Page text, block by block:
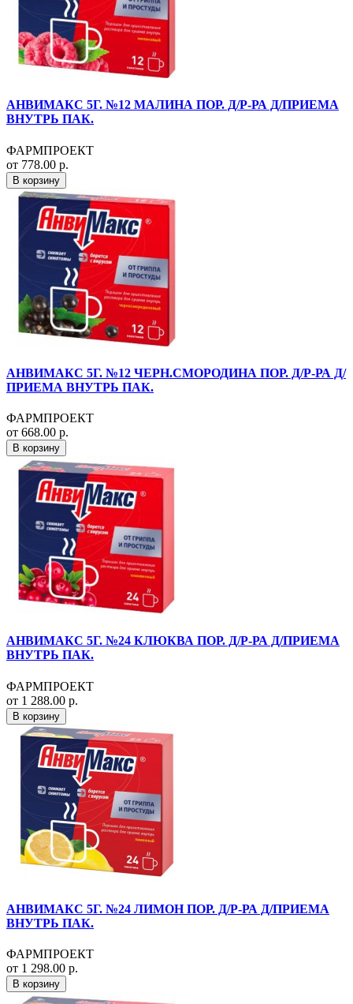
АНВИМАКС 5Г. №12 МАЛИНА ПОР. Д/Р-РА Д/ПРИЕМА
ВНУТРЬ ПАК.
ФАРМПРОЕКТ
от 778.00 р.
В корзину
АНВИМАКС 5Г. №12 ЧЕРН.СМОРОДИНА ПОР. Д/Р-РА Д/
ПРИЕМА ВНУТРЬ ПАК.
ФАРМПРОЕКТ
от 668.00 р.
В корзину
АНВИМАКС 5Г. №24 КЛЮКВА ПОР. Д/Р-РА Д/ПРИЕМА
ВНУТРЬ ПАК.
ФАРМПРОЕКТ
от 1 288.00 р.
В корзину
АНВИМАКС 5Г. №24 ЛИМОН ПОР. Д/Р-РА Д/ПРИЕМА
ВНУТРЬ ПАК.
ФАРМПРОЕКТ
от 1 298.00 р.
В корзину